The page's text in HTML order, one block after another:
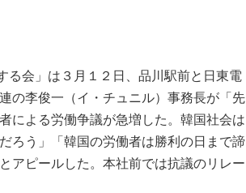
る会」は３月１２日、品川駅前と日東電
の李俊一（イ・チュニル）事務長が「先
による労働争議が急増した。韓国社会は
ろう」「韓国の労働者は勝利の日まで諦
アピールした。本社前では抗議のリレー